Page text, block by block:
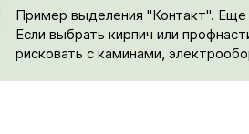
Пример выделения "Контакт". Еще
Если выбрать кирпич или
рисковать с каминами,